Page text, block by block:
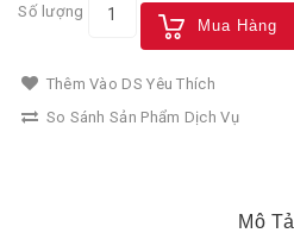
Số lượng
Mua Hàng
Thêm Vào DS Yêu Thích
So Sánh Sản Phẩm Dịch Vụ
Mô Tả